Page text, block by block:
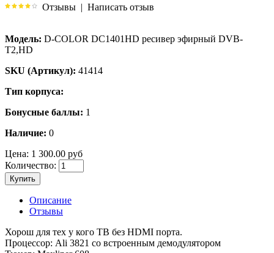
Отзывы | Написать отзыв
Модель: D-COLOR DC1401HD ресивер эфирный DVB-
T2,HD
SKU (Артикул): 41414
Тип корпуса:
Бонусные баллы: 1
Наличие: 0
Цена: 1 300.00 руб
Количество:
Купить
Описание
Отзывы
Хорош для тех у кого ТВ без HDMI порта.
Процессор: Ali 3821 со встроенным демодулятором